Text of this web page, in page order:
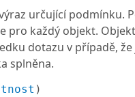
určující podmínku.
pro každý objekt.
dotazu v případě,
splněna.